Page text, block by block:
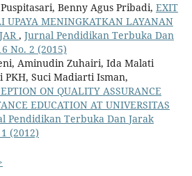
Benny Agus Pribadi, EXIT
UPAYA MENINGKATKAN LAYANAN
, Jurnal Pendidikan Terbuka Dan
No. 2 (2015)
Aminudin Zuhairi, Ida Malati
PKH, Suci Madiarti Isman,
ON QUALITY ASSURANCE
EDUCATION AT UNIVERSITAS
Pendidikan Terbuka Dan Jarak
(2012)